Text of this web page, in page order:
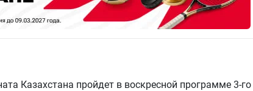
Казахстана пройдет в воскресной программе 3-го